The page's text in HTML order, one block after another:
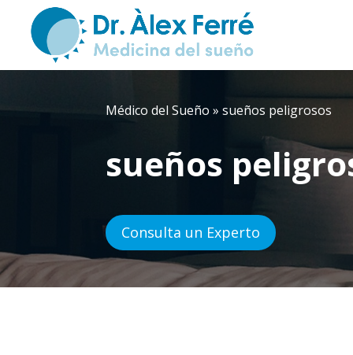
Médico del Sueño »sueños peligrosos
sueños
Consulta un Experto